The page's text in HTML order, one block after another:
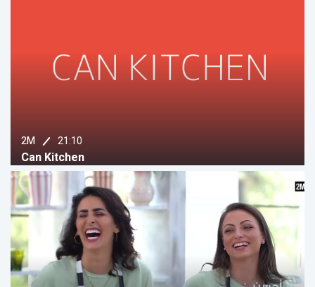
2M 21:10
Can Kitchen